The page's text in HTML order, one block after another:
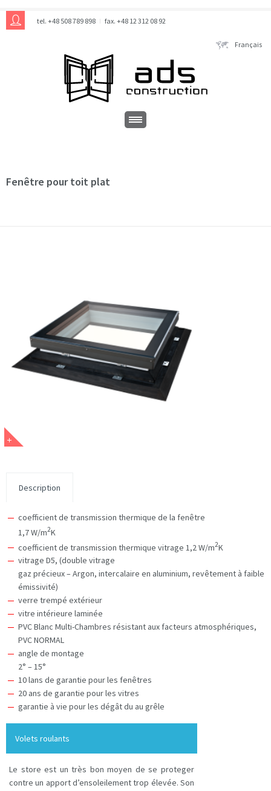
tel. +48 508 789 898 fax. +48 12 312 08 92
Français
Fenêtre pour toit plat
Description
coefficient de transmission thermique de la fenêtre
1,7 W/m2K
coefficient de transmission thermique vitrage 1,2 W/m2K
vitrage D5, (double vitrage
gaz précieux – Argon, intercalaire en aluminium, revêtement à faible
émissivité)
verre trempé extérieur
vitre intérieure laminée
PVC Blanc Multi-Chambres résistant aux facteurs atmosphériques,
PVC NORMAL
angle de montage
2° – 15°
10 lans de garantie pour les fenêtres
20 ans de garantie pour les vitres
garantie à vie pour les dégât du au grêle
Volets roulants
Le store est un très bon moyen de se proteger
contre un apport d’ensoleilement trop élevée. Son